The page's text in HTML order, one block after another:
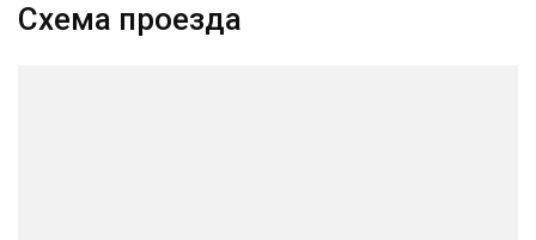
Схема проезда